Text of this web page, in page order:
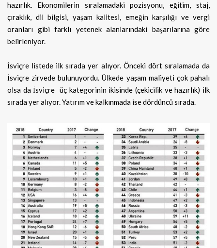
hazırlık. Ekonomilerin sıralamadaki pozisyonu, eğitim, staj,
çıraklık, dil bilgisi, yaşam kalitesi, emeğin karşılığı ve vergi
oranları gibi farklı yetenek alanlarındaki başarılarına göre
belirleniyor.
İsviçre listede ilk sırada yer alıyor. Önceki dört sıralamada da
İsviçre zirvede bulunuyordu. Ülkede yaşam maliyeti çok pahalı
olsa da İsviçre üç kategorinin ikisinde (çekicilik ve hazırlık) ilk
sırada yer alıyor. Yatırım ve kalkınmada ise dördüncü sırada.